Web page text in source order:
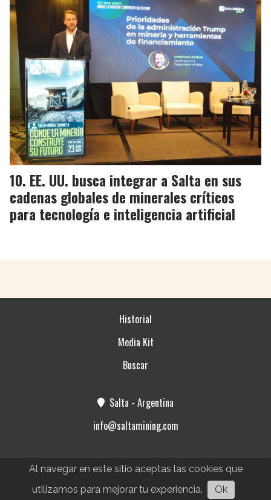
EE. UU. busca integrar a Salta en sus
cadenas globales de minerales críticos
para tecnología e inteligencia artificial
Historial
Media Kit
Buscar
Salta - Argentina
info@saltamining.com
Al navegar en este sitio aceptas las cookies que
utilizamos para mejorar tu experiencia.
Ok